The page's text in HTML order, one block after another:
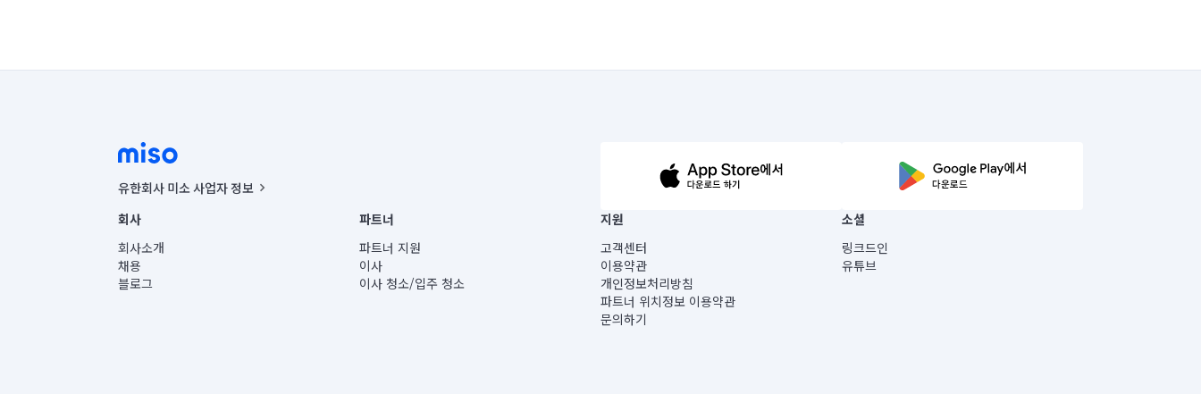
유한회사 미소 사업자 정보
사업자등록번호 : 291-87-00271 | 인허가번호 : 2016-3220163-14-5-00019 |
통신판매신고번호 : 2024-서울종로-1400(공정거래위원회 정보) |
대표이사 : CHING VICTOR COLUMBIA RHEE
주소 | 본사: 서울특별시 종로구 율곡로 6(중학동, 트윈트리빌딩) B동 5층
컨택센터 : 서울특별시 종로구 수송동 율곡로 24, 7층, 8층 미소
회사
회사소개
채용
블로그
파트너
파트너 지원
이사
이사 청소/입주 청소
지원
고객센터
이용약관
개인정보처리방침
파트너 위치정보 이용약관
문의하기
소셜
링크드인
유튜브